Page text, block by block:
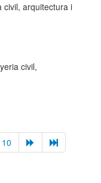
civil, arquitectura i
civil,
10